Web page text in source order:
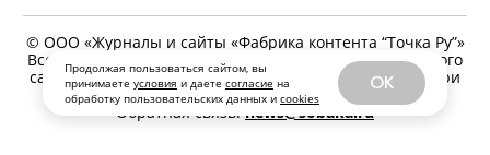
Продолжая пользоваться сайтом, вы
принимаете условия и даете согласие на
обработку пользовательских данных и cookies
OK
© ООО «Журналы и сайты «Фабрика контента “Точка Ру”»
Все права защищены. Перепечатка материалов данного
сайта возможна только с письменного разрешения. При
цитировании ссылка на www.sobaka.ru обязательна.
Обратная связь:news@sobaka.ru